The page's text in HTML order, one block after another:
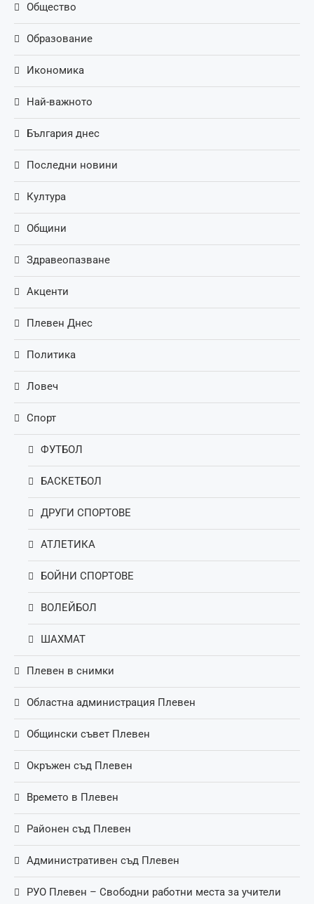
Общество
Образование
Икономика
Най-важното
България днес
Последни новини
Култура
Общини
Здравеопазване
Акценти
Плевен Днес
Политика
Ловеч
Спорт
ФУТБОЛ
БАСКЕТБОЛ
ДРУГИ СПОРТОВЕ
АТЛЕТИКА
БОЙНИ СПОРТОВЕ
ВОЛЕЙБОЛ
ШАХМАТ
Плевен в снимки
Областна администрация Плевен
Общински съвет Плевен
Окръжен съд Плевен
Времето в Плевен
Районен съд Плевен
Административен съд Плевен
РУО Плевен – Свободни работни места за учители